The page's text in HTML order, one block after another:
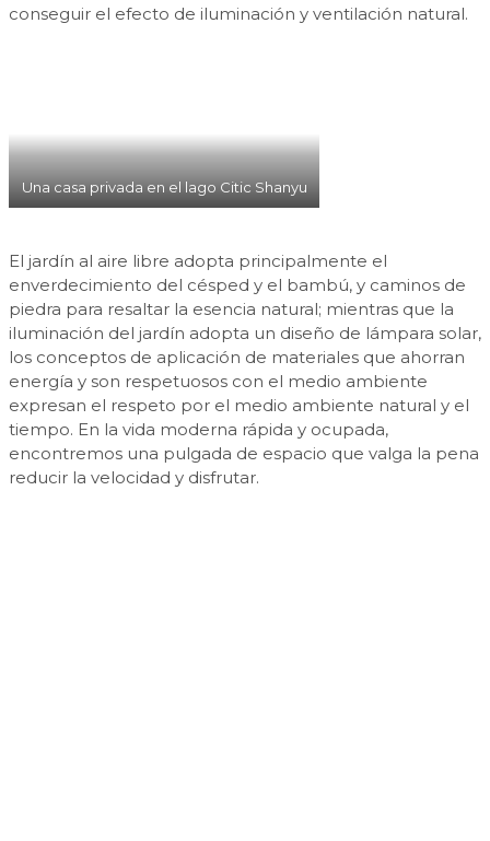
conseguir el efecto de iluminación y ventilación natural.
Una casa privada en el lago Citic Shanyu
El jardín al aire libre adopta principalmente el
enverdecimiento del césped y el bambú, y caminos de
piedra para resaltar la esencia natural; mientras que la
iluminación del jardín adopta un diseño de lámpara solar,
los conceptos de aplicación de materiales que ahorran
energía y son respetuosos con el medio ambiente
expresan el respeto por el medio ambiente natural y el
tiempo. En la vida moderna rápida y ocupada,
encontremos una pulgada de espacio que valga la pena
reducir la velocidad y disfrutar.